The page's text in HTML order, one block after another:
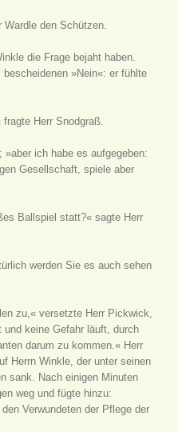
den Schützen.
die Frage bejaht haben.
»Nein«: er fühlte
Herr Snodgraß.
»aber ich habe es aufgegeben:
Gesellschaft, spiele aber
Ballspiel statt?« sagte Herr
werden Sie es auch sehen
zu,« versetzte Herr Pickwick,
keine Gefahr läuft, durch
darum zu kommen.« Herr
Herrn Winkle, der unter seinen
sank. Nach einigen Minuten
weg und fügte hinzu:
Verwundeten der Pflege der